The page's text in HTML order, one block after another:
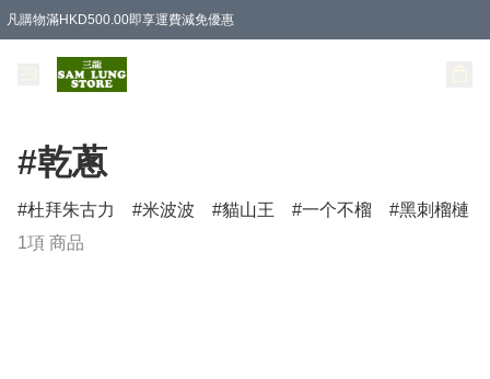
凡購物滿HKD500.00即享運費減免優惠
#乾蔥
杜拜朱古力 米波波 貓山王 一个不榴
黑刺榴槤
1項 商品